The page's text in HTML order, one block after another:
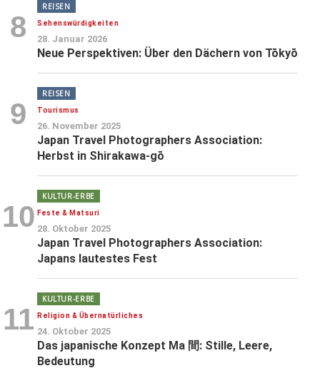
8
REISEN
Sehenswürdigkeiten
28. Januar 2026
Neue Perspektiven: Über den Dächern von Tōkyō
9
REISEN
Tourismus
26. November 2025
Japan Travel Photographers Association:
Herbst in Shirakawa-gō
10
KULTUR-ERBE
Feste & Matsuri
28. Oktober 2025
Japan Travel Photographers Association:
Japans lautestes Fest
11
KULTUR-ERBE
Religion & Übernatürliches
24. Oktober 2025
Das japanische Konzept Ma 間: Stille, Leere,
Bedeutung